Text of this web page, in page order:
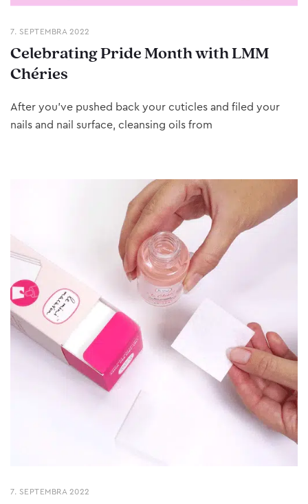
7. SEPTEMBRA 2022
Celebrating Pride Month with LMM
Chéries
After you’ve pushed back your cuticles and filed your
nails and nail surface, cleansing oils from
7. SEPTEMBRA 2022